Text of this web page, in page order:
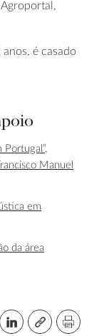
é casado
Manuel
em
da área